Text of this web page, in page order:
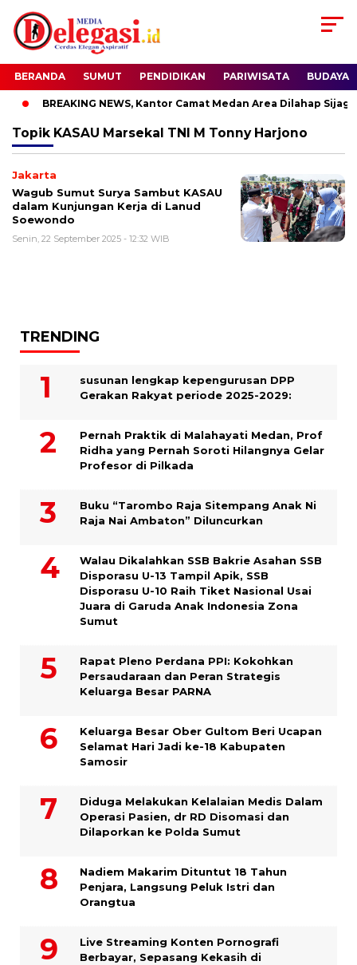
BERANDA SUMUT PENDIDIKAN PARIWISATA BUDAYA
BREAKING NEWS, Kantor Camat Medan Area Dilahap Sijago
Topik KASAU Marsekal TNI M Tonny Harjono
Jakarta
Wagub Sumut Surya Sambut KASAU
dalam Kunjungan Kerja di Lanud
Soewondo
Senin, 22 September 2025 - 12:32 WIB
TRENDING
susunan lengkap kepengurusan DPP
Gerakan Rakyat periode 2025-2029:
Pernah Praktik di Malahayati Medan, Prof
Ridha yang Pernah Soroti Hilangnya Gelar
Profesor di Pilkada
Buku “Tarombo Raja Sitempang Anak Ni
Raja Nai Ambaton” Diluncurkan
Walau Dikalahkan SSB Bakrie Asahan SSB
Disporasu U-13 Tampil Apik, SSB
Disporasu U-10 Raih Tiket Nasional Usai
Juara di Garuda Anak Indonesia Zona
Sumut
Rapat Pleno Perdana PPI: Kokohkan
Persaudaraan dan Peran Strategis
Keluarga Besar PARNA
Keluarga Besar Ober Gultom Beri Ucapan
Selamat Hari Jadi ke-18 Kabupaten
Samosir
Diduga Melakukan Kelalaian Medis Dalam
Operasi Pasien, dr RD Disomasi dan
Dilaporkan ke Polda Sumut
​Nadiem Makarim Dituntut 18 Tahun
Penjara, Langsung Peluk Istri dan
Orangtua
Live Streaming Konten Pornografi
Berbayar, Sepasang Kekasih di